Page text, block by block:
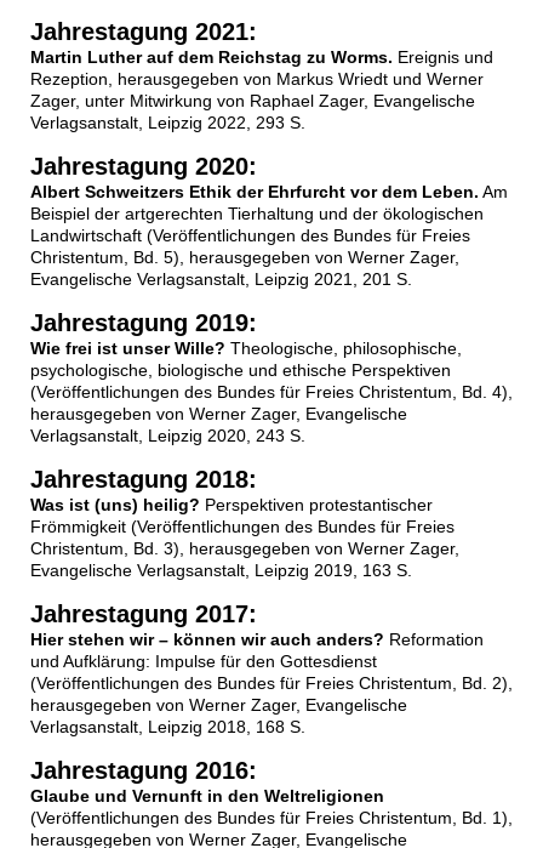
Jahrestagung 2021:
Martin Luther auf dem Reichstag zu Worms. Ereignis und
Rezeption, herausgegeben von Markus Wriedt und Werner
Zager, unter Mitwirkung von Raphael Zager, Evangelische
Verlagsanstalt, Leipzig 2022, 293 S.
Jahrestagung 2020:
Albert Schweitzers Ethik der Ehrfurcht vor dem Leben. Am
Beispiel der artgerechten Tierhaltung und der ökologischen
Landwirtschaft (Veröffentlichungen des Bundes für Freies
Christentum, Bd. 5), herausgegeben von Werner Zager,
Evangelische Verlagsanstalt, Leipzig 2021, 201 S.
Jahrestagung 2019:
Wie frei ist unser Wille? Theologische, philosophische,
psychologische, biologische und ethische Perspektiven
(Veröffentlichungen des Bundes für Freies Christentum, Bd. 4),
herausgegeben von Werner Zager, Evangelische
Verlagsanstalt, Leipzig 2020, 243 S.
Jahrestagung 2018:
Was ist (uns) heilig? Perspektiven protestantischer
Frömmigkeit (Veröffentlichungen des Bundes für Freies
Christentum, Bd. 3), herausgegeben von Werner Zager,
Evangelische Verlagsanstalt, Leipzig 2019, 163 S.
Jahrestagung 2017:
Hier stehen wir – können wir auch anders? Reformation
und Aufklärung: Impulse für den Gottesdienst
(Veröffentlichungen des Bundes für Freies Christentum, Bd. 2),
herausgegeben von Werner Zager, Evangelische
Verlagsanstalt, Leipzig 2018, 168 S.
Jahrestagung 2016:
Glaube und Vernunft in den Weltreligionen
(Veröffentlichungen des Bundes für Freies Christentum, Bd. 1),
herausgegeben von Werner Zager, Evangelische